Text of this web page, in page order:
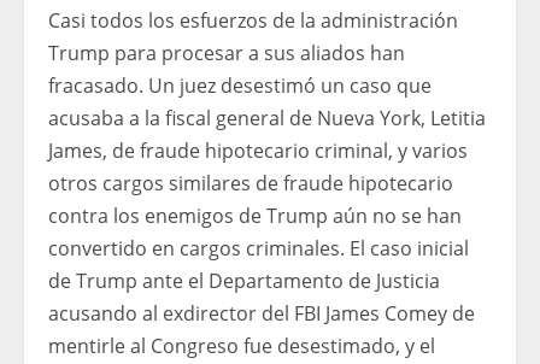
Casi todos los esfuerzos de la administración
Trump para procesar a sus aliados han
fracasado. Un juez desestimó un caso que
acusaba a la fiscal general de Nueva York, Letitia
James, de fraude hipotecario criminal, y varios
otros cargos similares de fraude hipotecario
contra los enemigos de Trump aún no se han
convertido en cargos criminales. El caso inicial
de Trump ante el Departamento de Justicia
acusando al exdirector del FBI James Comey de
mentirle al Congreso fue desestimado, y el